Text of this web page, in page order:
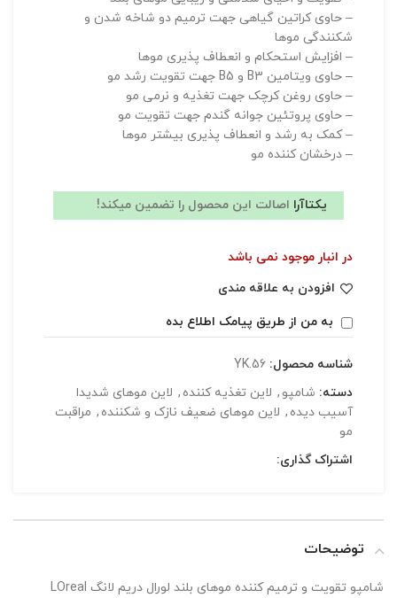
– حاوی کراتین گیاهی جهت ترمیم دو شاخه شدن و
شکنندگی موها
– افزایش استحکام و انعطاف پذیری موها
– حاوی ویتامین B3 و B5 جهت تقویت رشد مو
– حاوی روغن کرچک جهت تغذیه و نرمی مو
– حاوی پروتئین جوانه گندم جهت تقویت مو
– کمک به رشد و انعطاف پذیری بیشتر موها
– درخشان کننده مو
یکتاآرا اصالت این محصول را تضمین میکند!
در انبار موجود نمی باشد
افزودن به علاقه مندی
به من از طریق پیامک اطلاع بده
شناسه محصول: YK.56
دسته: شامپو , لاین تغذیه کننده , لاین موهای شدیدا
آسیب دیده , لاین موهای ضعیف نازک و شکننده , مراقبت
مو
اشتراک گذاری:
توضیحات
شامپو تقویت و ترمیم کننده موهای بلند لورال دریم لانگ LOreal